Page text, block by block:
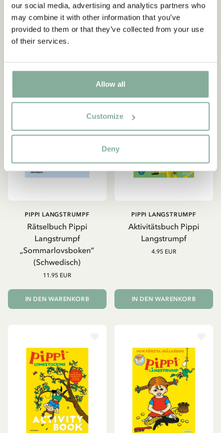
our social media, advertising and analytics partners who
may combine it with other information that you’ve
provided to them or that they’ve collected from your use
of their services.
Allow all
Customize
Deny
Zeichnen
7.95 EUR
IN DEN WARENKORB
Lindgren
8.95 EUR
Rätselbuch Pippi
Langstrumpf
„Sommarlovsboken“
(Schwedisch)
PIPPI LANGSTRUMPF
11.95 EUR
IN DEN WARENKORB
Aktivitätsbuch Pippi
Langstrumpf
PIPPI LANGSTRUMPF
4.95 EUR
IN DEN WARENKORB